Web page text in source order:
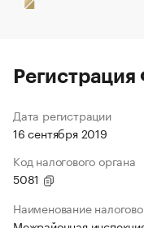
Дата регистрации
16 сентября 2019
Код налогового органа
5081
Наименование